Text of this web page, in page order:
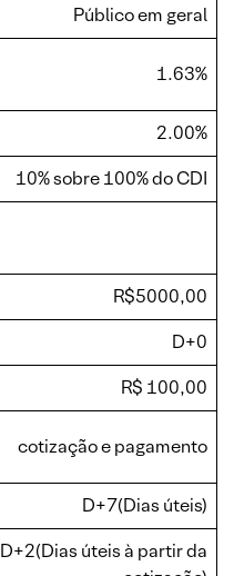
Público em geral
1.63%
2.00%
10% sobre 100% do CDI
R$5000,00
D+0
R$ 100,00
cotização e pagamento
D+7(Dias úteis)
D+2(Dias úteis à partir da